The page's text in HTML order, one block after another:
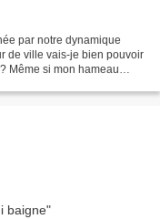
par notre dynamique
de ville vais-je bien pouvoir
Même si mon hameau